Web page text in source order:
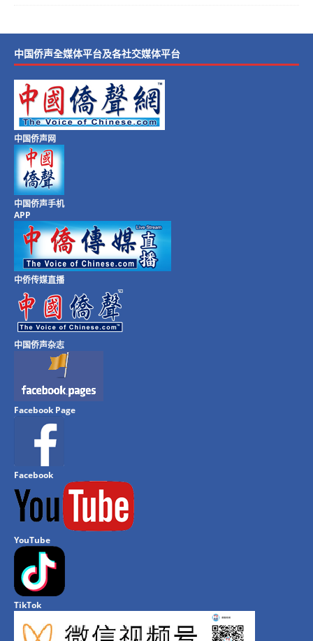
中国侨声全媒体平台及各社交媒体平台
中国侨声网
中国侨声手机
APP
中侨传媒直播
中国侨声杂志
Facebook Page
Facebook
YouTube
TikTok